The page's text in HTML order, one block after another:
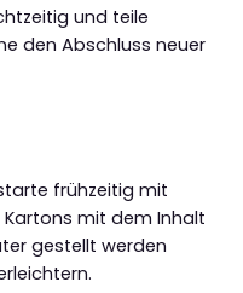
und teile
den Abschluss neuer
frühzeitig mit
mit dem Inhalt
gestellt werden